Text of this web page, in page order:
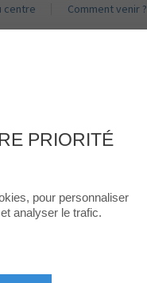
centre Comment venir ?
PRIORITÉ
pour personnaliser
analyser le trafic.